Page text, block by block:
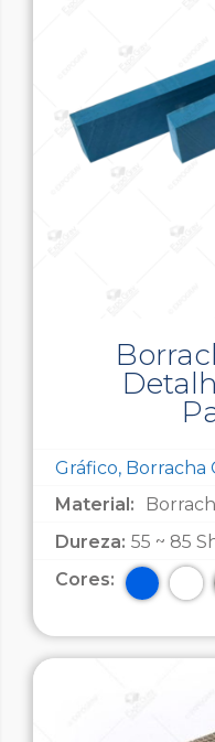
Gráfico, Borracha
Material:
Dureza: 55 ~ 85
Cores: